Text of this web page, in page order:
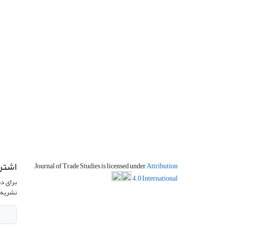
Journal of Trade Studies is licensed underAttribution
4.0 International
برای